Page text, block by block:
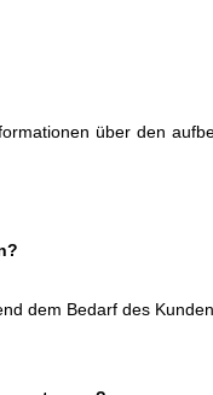
über den
dem Bedarf des Kunden.